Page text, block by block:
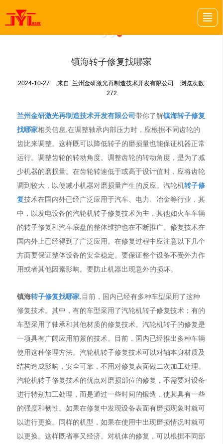
镇海转子修复找哪家
2024-10-27 来自: 兰州金研激光再制造技术开发有限公司
浏览次数:
272
兰州金研激光再制造技术开发有限公司带你了解镇海转子修复
找哪家相关信息,在调整轴承内部压力时，应根据不同齿轮的
齿比来调整。这样既可以降低转子的磨损量也能保证机器正常
运行。调整齿轮的转动角度。调整齿轮的转动角度，是为了减
少机器的磨损量。在齿轮转速低于或高于设计值时，应将齿轮
调到较大，以便减小机器对磨损量产生的反应。汽轮机转子修
复技术在国内外已经广泛应用于汽车、电力、冶金等行业，其
中，以发电设备的汽轮机转子修复技术为主，其他如火车车辆
的转子修复和汽车底盘的整体维护也在不断推广。修复技术在
国内外上已经得到了广泛应用。在修复过程中应注意以下几个
方面要保证整体设备的安全稳定。要保证整个设备不受外力作
用或者其他因素影响。要防止机器出现意外的损坏。
镇海转子修复找哪家,目前，国内已经有多种车型采用了这种
修复技术。其中，有的车型采用了汽轮机转子修复技术；有的
车型采用了轴承和其他材质的修复技术。汽轮机转子的修复是
一项具有广阔应用前景的技术。目前，国内已经推出多种车辆
使用这种修理方法。汽轮机转子修复技术可以对轴本身材质及
结构造成影响，安全可靠，不用对修复表面做二次加工处理。
汽轮机转子修复技术的优点对磨损部位的修复，不需要对设备
进行特别加工处理，而是通过一些时间的锻造，使其具有一些
的强度和韧性。如果在修复中发现设备表面有磨损现象时就可
以进行更换。同样的机型，如果在使用中出现磨损情况时就可
以更换。这样既省事又经济。对机体的修复，可以根据不同部